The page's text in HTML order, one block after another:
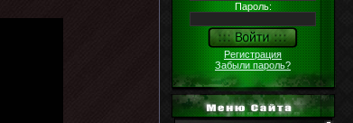
Пароль:
Регистрация
Забыли пароль?